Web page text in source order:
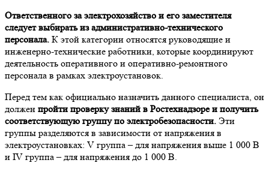
Ответственного за электрохозяйство и его заместителя
следует выбирать из административно-технического
персонала. К этой категории относятся руководящие и
инженерно-технические работники, которые координируют
деятельность оперативного и оперативно-ремонтного
персонала в рамках электроустановок.
Перед тем как официально назначить данного специалиста, он
должен пройти проверку знаний в Ростехнадзоре и получить
соответствующую группу по электробезопасности. Эти
группы разделяются в зависимости от напряжения в
электроустановках: V группа – для напряжения выше 1 000 В
и IV группа – для напряжения до 1 000 В.